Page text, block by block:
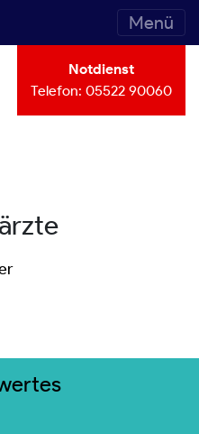
Menü
Notdienst
Telefon: 05522 90060